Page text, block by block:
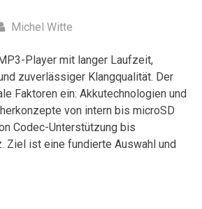
Michel Witte
Player mit‍ langer Laufzeit,
zuverlässiger Klangqualität. Der
Faktoren ein: Akkutechnologien ⁣und
von intern bis ‍microSD
Codec-Unterstützung bis
Ziel ist eine fundierte Auswahl und